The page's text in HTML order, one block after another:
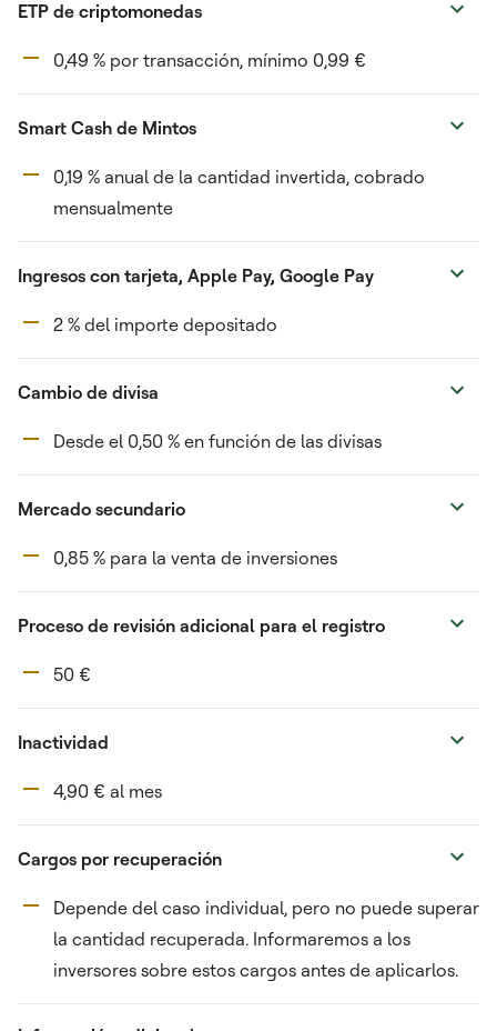
ETP de criptomonedas
0,49 % por transacción, mínimo 0,99 €
Smart Cash de Mintos
0,19 % anual de la cantidad invertida, cobrado
mensualmente
Ingresos con tarjeta, Apple Pay, Google Pay
2 % del importe depositado
Cambio de divisa
Desde el 0,50 % en función de las divisas
Mercado secundario
0,85 % para la venta de inversiones
Proceso de revisión adicional para el registro
50 €
Inactividad
4,90 € al mes
Cargos por recuperación
Depende del caso individual, pero no puede superar
la cantidad recuperada. Informaremos a los
inversores sobre estos cargos antes de aplicarlos.